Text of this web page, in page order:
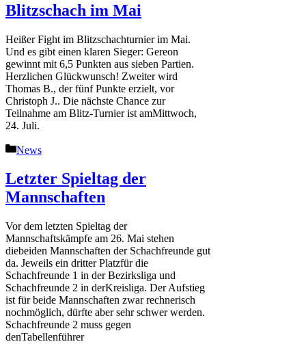
Blitzschach im Mai
Heißer Fight im Blitzschachturnier im Mai.
Und es gibt einen klaren Sieger: Gereon
gewinnt mit 6,5 Punkten aus sieben Partien.
Herzlichen Glückwunsch! Zweiter wird
Thomas B., der fünf Punkte erzielt, vor
Christoph J.. Die nächste Chance zur
Teilnahme am Blitz-Turnier ist amMittwoch,
24. Juli.
Kategorien
News
Letzter Spieltag der
Mannschaften
Vor dem letzten Spieltag der
Mannschaftskämpfe am 26. Mai stehen
diebeiden Mannschaften der Schachfreunde gut
da. Jeweils ein dritter Platzfür die
Schachfreunde 1 in der Bezirksliga und
Schachfreunde 2 in derKreisliga. Der Aufstieg
ist für beide Mannschaften zwar rechnerisch
nochmöglich, dürfte aber sehr schwer werden.
Schachfreunde 2 muss gegen
denTabellenführer